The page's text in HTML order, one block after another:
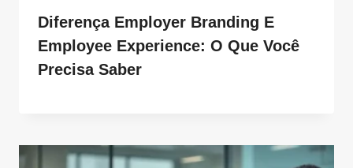
Diferença Employer Branding E
Employee Experience: O Que Você
Precisa Saber